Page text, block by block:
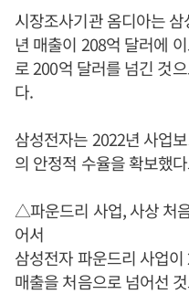
시장조사기관 옴디아는
년 매출이 208억 달러에
로 200억 달러를 넘긴 것
다.
삼성전자는 2022년 사업
의 안정적 수율을 확보했
△파운드리 사업, 사상 처
어서
삼성전자 파운드리 사업
매출을 처음으로 넘어선